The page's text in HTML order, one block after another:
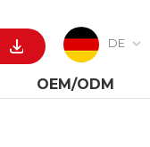
DE
OEM/ODM